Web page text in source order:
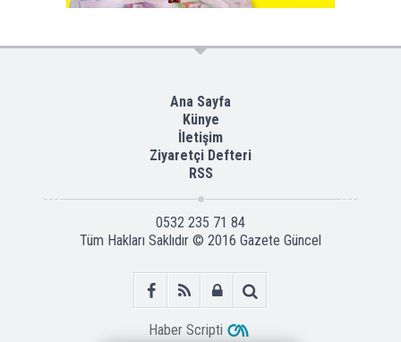
Ana Sayfa
Künye
İletişim
Ziyaretçi Defteri
RSS
0532 235 71 84
Tüm Hakları Saklıdır © 2016 Gazete Güncel
Haber Scripti